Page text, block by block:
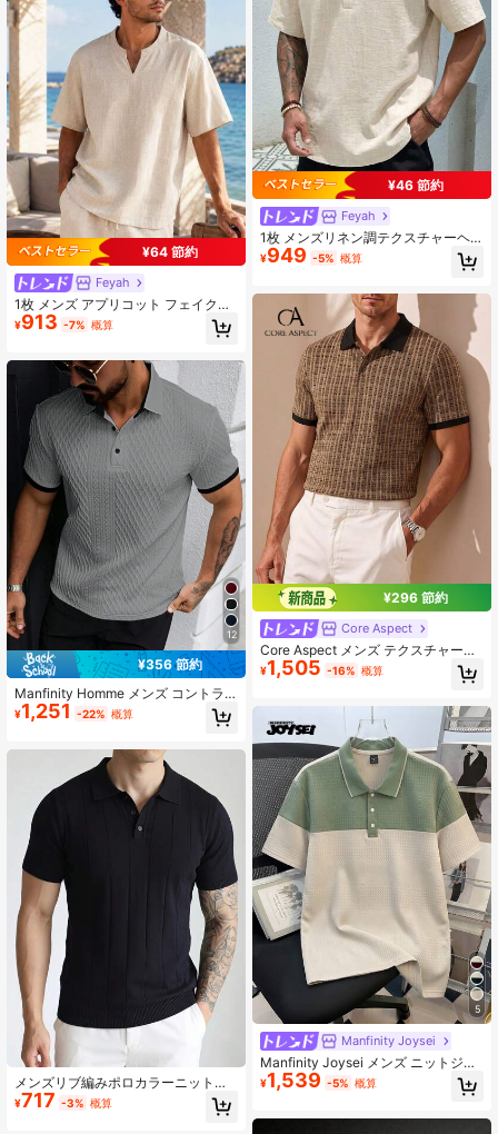
¥64 節約
Feyah
1枚 メンズ アプリコット フェイクリ
ネン テクスチャード スモールVネッ
ク 半袖Tシャツ、ルーズ ドロップシ
ー カジュアルトップ、バケーション
スタイル、洗濯機洗い可能、夏ビー
チホリデーカジュアルウェアに適し
た、ジェントルマン エレガント メン
ズトップ
¥913 -7% 概算
12
¥356 節約
Manfinity Homme メンズ コントラ
ストカラー カジュアル 半袖ポロシャ
ツ グレー ニット テクスチャード フ
¥1,251 -22% 概算
メンズリブ編みポロカラーニットセ
ーター、レトロサマーカジュアルル
ーズ薄手半袖プルオーバートップ
¥717 -3% 概算
¥46 節約
Feyah
1枚 メンズリネン調テクスチャーヘ
ンリーカラー半袖ポロシャツ、ルー
ズで通気性のあるカジュアルトップ
トシャツ、メンズTシャツ、バケーシ
ョンスタイル、洗濯機洗い可、夏の
ビーチホリデーに使えるバーサタイ
ルTシャツ
¥949 -5% 概算
¥296 節約
Core Aspect
Core Aspect メンズ テクスチャード
ジャカードトップ、スモールハウン
ドトゥースジャカードポロシャツ、
¥1,505 -16% 概算
5
Manfinity Joysei
Manfinity Joysei メンズ ニットジャ
カード 無地 テクスチャ生地 パッチ
ワーク ビーングリーン&杏色 ドーパ
¥1,539 -5% 概算